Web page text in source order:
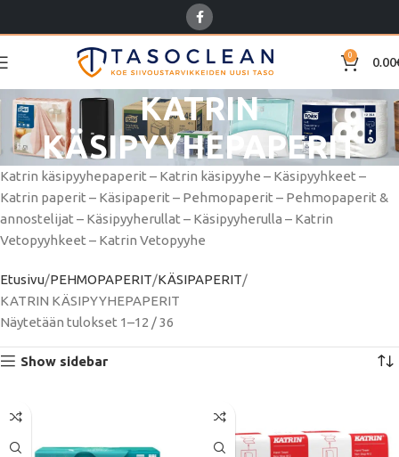
0 0.00
KATRIN
KÄSIPYYHEPAPERIT
Katrin käsipyyhepaperit – Katrin käsipyyhe – Käsipyyhkeet –
Katrin paperit – Käsipaperit – Pehmopaperit – Pehmopaperit &
annostelijat – Käsipyyherullat – Käsipyyherulla – Katrin
Vetopyyhkeet – Katrin Vetopyyhe
Etusivu PEHMOPAPERIT KÄSIPAPERIT
KATRIN KÄSIPYYHEPAPERIT
Näytetään tulokset 1–12 / 36
Show sidebar